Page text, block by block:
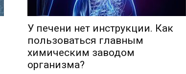
У печени нет инструкции. Как
пользоваться главным
химическим заводом
организма?